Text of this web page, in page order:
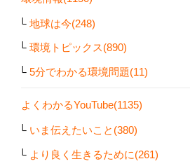
地球は今(248)
環境トピックス(890)
5分でわかる環境問題(11)
よくわかるYouTube(1135)
いま伝えたいこと(380)
より良く生きるために(261)